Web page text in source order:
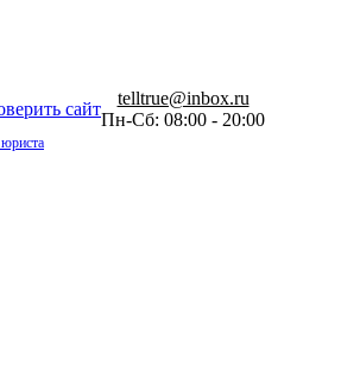
сайт
telltrue@inbox.ru
Пн-Сб: 08:00 - 20:00
юриста